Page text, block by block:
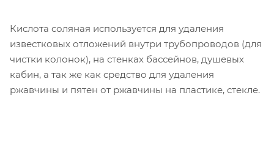
Кислота соляная используется для удаления
известковых отложений внутри трубопроводов (для
чистки колонок), на стенках бассейнов, душевых
кабин, а так же как средство для удаления
ржавчины и пятен от ржавчины на пластике, стекле.